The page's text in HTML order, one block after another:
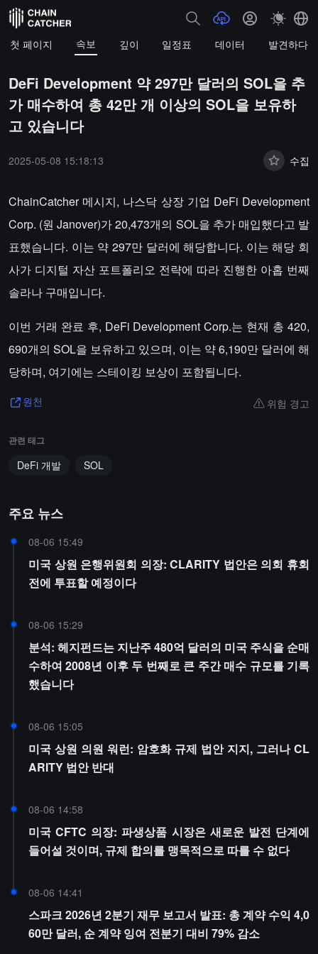
첫 페이지 속보 깊이 일정표 데이터 발견하다
DeFi Development 약 297만 달러의 SOL을 추
가 매수하여 총 42만 개 이상의 SOL을 보유하
고 있습니다
2025-05-08 15:18:13 수집
ChainCatcher 메시지, 나스닥 상장 기업 DeFi Development
Corp. (원 Janover)가 20,473개의 SOL을 추가 매입했다고 발
표했습니다. 이는 약 297만 달러에 해당합니다. 이는 해당 회
사가 디지털 자산 포트폴리오 전략에 따라 진행한 아홉 번째
솔라나 구매입니다.
이번 거래 완료 후, DeFi Development Corp.는 현재 총 420,
690개의 SOL을 보유하고 있으며, 이는 약 6,190만 달러에 해
당하며, 여기에는 스테이킹 보상이 포함됩니다.
원천 위험 경고
관련 태그
DeFi 개발 SOL
주요 뉴스
08-06 15:49
미국 상원 은행위원회 의장: CLARITY 법안은 의회 휴회
전에 투표할 예정이다
08-06 15:29
분석: 헤지펀드는 지난주 480억 달러의 미국 주식을 순매
수하여 2008년 이후 두 번째로 큰 주간 매수 규모를 기록
했습니다
08-06 15:05
미국 상원 의원 워런: 암호화 규제 법안 지지, 그러나 CL
ARITY 법안 반대
08-06 14:58
미국 CFTC 의장: 파생상품 시장은 새로운 발전 단계에
들어설 것이며, 규제 합의를 맹목적으로 따를 수 없다
08-06 14:41
스파크 2026년 2분기 재무 보고서 발표: 총 계약 수익 4,0
60만 달러, 순 계약 잉여 전분기 대비 79% 감소